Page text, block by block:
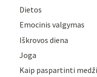
Dietos
Emocinis valgymas
Iškrovos diena
Joga
Kaip paspartinti